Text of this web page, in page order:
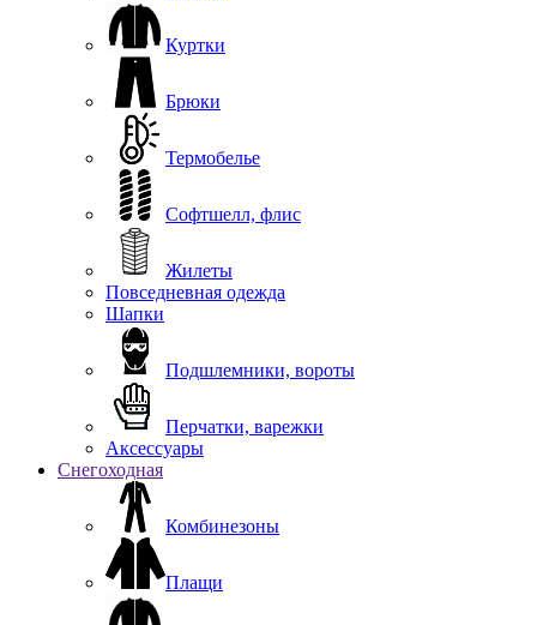
Куртки
Брюки
Термобелье
Софтшелл, флис
Жилеты
Повседневная одежда
Шапки
Подшлемники, вороты
Перчатки, варежки
Аксессуары
Снегоходная
Комбинезоны
Плащи